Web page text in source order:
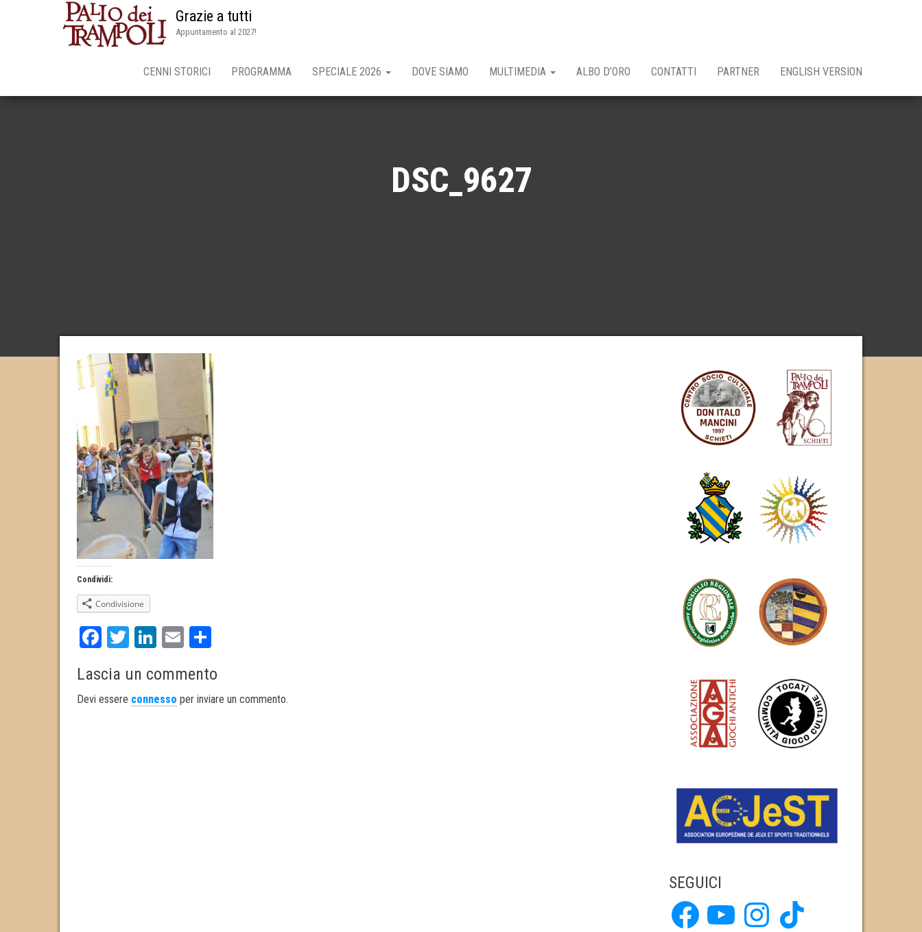
Grazie a tutti
Appuntamento al 2027!
CENNI STORICI PROGRAMMA SPECIALE 2026 DOVE SIAMO MULTIMEDIA ALBO D’ORO CONTATTI PARTNER ENGLISH VERSION
DSC_9627
Condividi:
Condivisione
Fa
bo
ok
T
tt
er
Li
ed
In
E
ail re
Lascia un commento
Devi essere connesso per inviare un commento.
SEGUICI
FacebookYouTube Instagram TikTok